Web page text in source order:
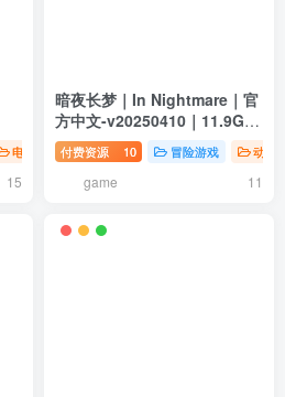
电脑游戏
15
暗夜长梦｜In Nightmare｜官
方中文-v20250410｜11.9G｜
免安装
付费资源 10 冒险游戏 动作
game 11